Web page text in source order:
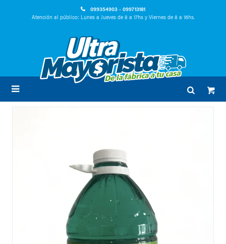
099354903 - 099713181
Atención al público: Lunes a Jueves de 8 a 17hs y Viernes de 8 a 16hs.
